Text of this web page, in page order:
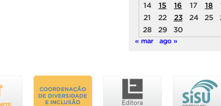
14
15 16 17 18
21
22 23 24 25
28
29 30
« mar ago »